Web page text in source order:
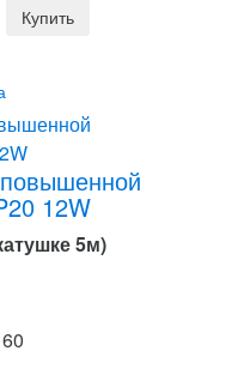
12W
5м)